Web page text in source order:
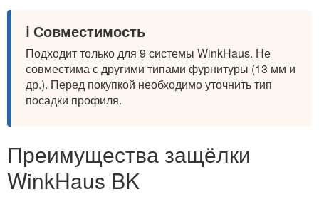
ℹ️ Совместимость
Подходит только для 9 системы WinkHaus. Не
совместима с другими типами фурнитуры (13 мм и
др.). Перед покупкой необходимо уточнить тип
посадки профиля.
Преимущества защёлки
WinkHaus BK